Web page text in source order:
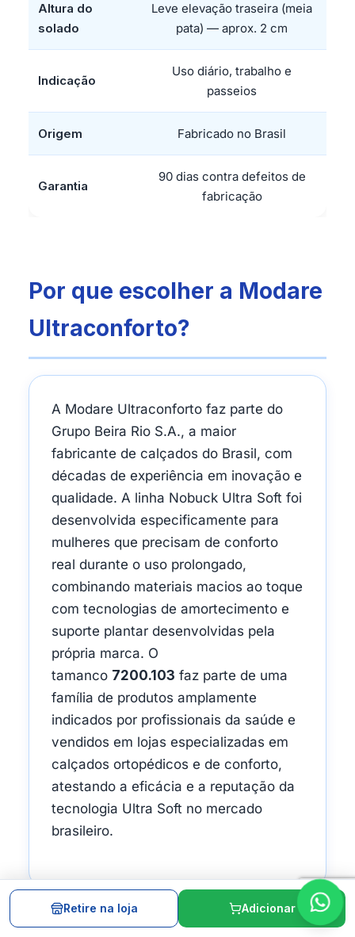
Altura do
solado
Leve elevação traseira (meia
pata) — aprox. 2 cm
Indicação
Uso diário, trabalho e
passeios
Origem Fabricado no Brasil
Garantia
90 dias contra defeitos de
fabricação
Por que escolher a Modare
Ultraconforto?
A Modare Ultraconforto faz parte do
Grupo Beira Rio S.A., a maior
fabricante de calçados do Brasil, com
décadas de experiência em inovação e
qualidade. A linha Nobuck Ultra Soft foi
desenvolvida especificamente para
mulheres que precisam de conforto
real durante o uso prolongado,
combinando materiais macios ao toque
com tecnologias de amortecimento e
suporte plantar desenvolvidas pela
própria marca. O
tamanco 7200.103 faz parte de uma
família de produtos amplamente
indicados por profissionais da saúde e
vendidos em lojas especializadas em
calçados ortopédicos e de conforto,
atestando a eficácia e a reputação da
tecnologia Ultra Soft no mercado
brasileiro.
Retire na loja Adicionar